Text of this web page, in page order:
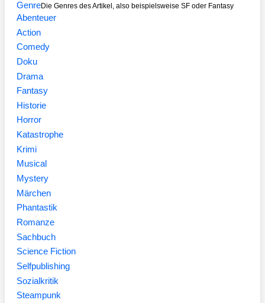
GenreDie Genres des Artikel, also beispielsweise SF oder Fantasy
Abenteuer
Action
Comedy
Doku
Drama
Fantasy
Historie
Horror
Katastrophe
Krimi
Musical
Mystery
Märchen
Phantastik
Romanze
Sachbuch
Science Fiction
Selfpublishing
Sozialkritik
Steampunk